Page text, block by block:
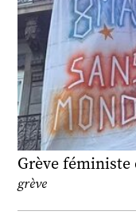
Grève féministe
grève